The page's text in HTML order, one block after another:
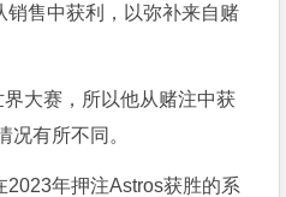
销售中获利，以弥补来自赌
大赛，所以他从赌注中获
况有所不同。
2023年押注Astros获胜的系